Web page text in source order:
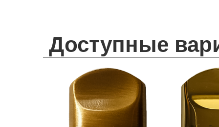
Доступные